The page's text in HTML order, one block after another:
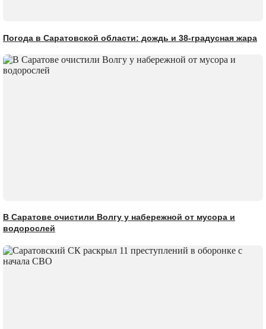
Погода в Саратовской области: дождь и 38-градусная жара
В Саратове очистили Волгу у набережной от мусора и
водорослей